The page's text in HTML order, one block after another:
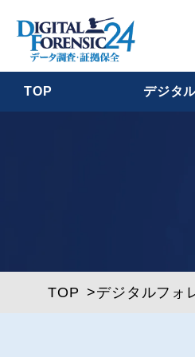
TOP デジタ
TOP デジタルフォ